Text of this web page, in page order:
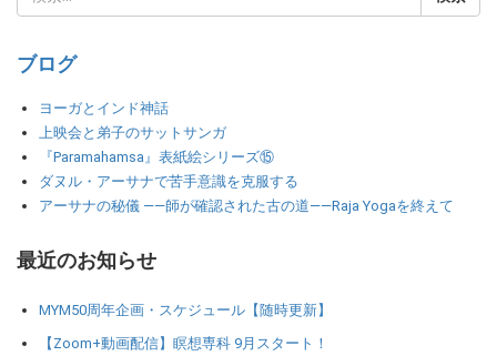
ブログ
ヨーガとインド神話
上映会と弟子のサットサンガ
『Paramahamsa』表紙絵シリーズ⑮
ダヌル・アーサナで苦手意識を克服する
アーサナの秘儀 ――師が確認された古の道――Raja Yogaを終えて
最近のお知らせ
MYM50周年企画・スケジュール【随時更新】
【Zoom+動画配信】瞑想専科 9月スタート！